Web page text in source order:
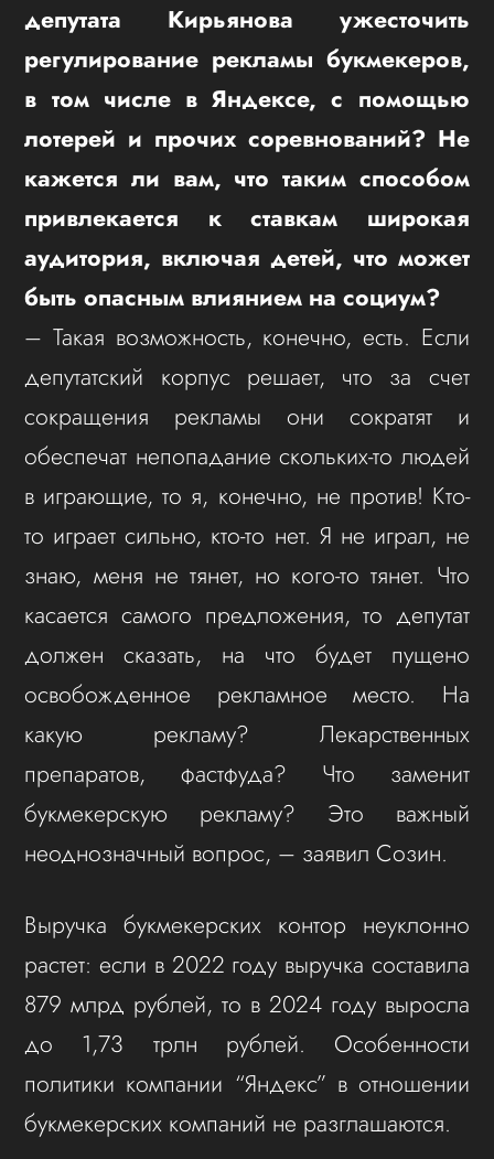
депутата Кирьянова ужесточить
регулирование рекламы букмекеров,
в том числе в Яндексе, с помощью
лотерей и прочих соревнований? Не
кажется ли вам, что таким способом
привлекается к ставкам широкая
аудитория, включая детей, что может
быть опасным влиянием на социум?
– Такая возможность, конечно, есть. Если
депутатский корпус решает, что за счет
сокращения рекламы они сократят и
обеспечат непопадание скольких-то людей
в играющие, то я, конечно, не против! Кто-
то играет сильно, кто-то нет. Я не играл, не
знаю, меня не тянет, но кого-то тянет. Что
касается самого предложения, то депутат
должен сказать, на что будет пущено
освобожденное рекламное место. На
какую рекламу? Лекарственных
препаратов, фастфуда? Что заменит
букмекерскую рекламу? Это важный
неоднозначный вопрос, – заявил Созин.
Выручка букмекерских контор неуклонно
растет: если в 2022 году выручка составила
879 млрд рублей, то в 2024 году выросла
до 1,73 трлн рублей. Особенности
политики компании “Яндекс” в отношении
букмекерских компаний не разглашаются.